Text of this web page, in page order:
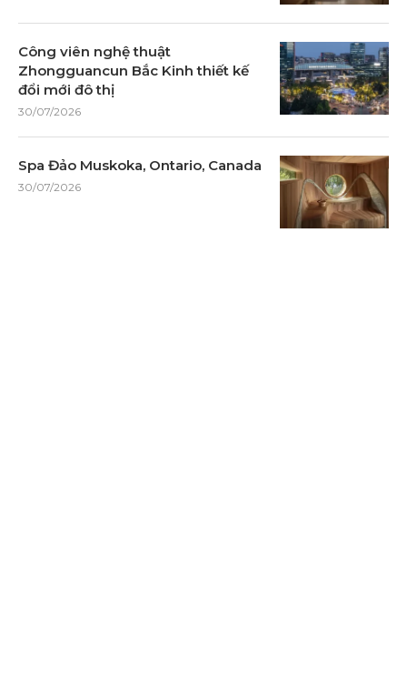
Công viên nghệ thuật
Zhongguancun Bắc Kinh thiết kế
đổi mới đô thị
30/07/2026
Spa Đảo Muskoka, Ontario, Canada
30/07/2026